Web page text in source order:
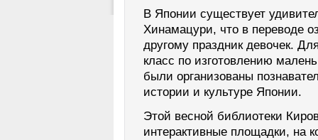
В Японии существует
Хинамацури, что в переводе
другому праздник девочек.
класс по изготовлению
были организованы
истории и культуре Японии.
Этой весной библиотеки
интерактивные площадки, на